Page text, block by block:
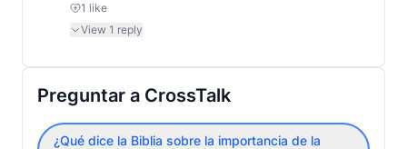
1 like
View 1 reply
Preguntar a CrossTalk
¿Qué dice la Biblia sobre la importancia de la